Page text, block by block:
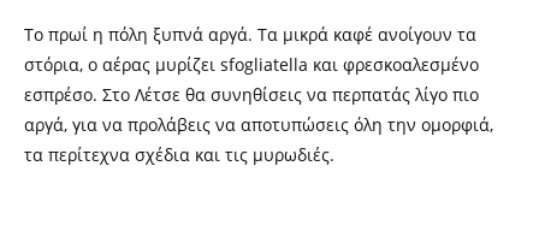
Το πρωί η πόλη ξυπνά αργά. Τα μικρά καφέ ανοίγουν τα
στόρια, ο αέρας μυρίζει sfogliatella και φρεσκοαλεσμένο
εσπρέσο. Στο Λέτσε θα συνηθίσεις να περπατάς λίγο πιο
αργά, για να προλάβεις να αποτυπώσεις όλη την ομορφιά,
τα περίτεχνα σχέδια και τις μυρωδιές.